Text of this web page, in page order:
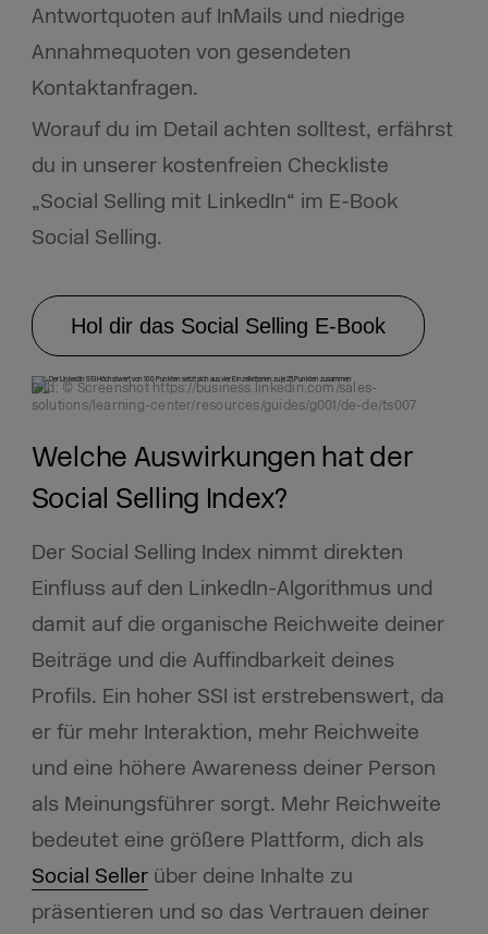
Antwortquoten auf InMails und niedrige
Annahmequoten von gesendeten
Kontaktanfragen.
Worauf du im Detail achten solltest, erfährst
du in unserer kostenfreien Checkliste
„Social Selling mit LinkedIn“ im E-Book
Social Selling.
Hol dir das Social Selling E-Book
Bild: © Screenshot https://business.linkedin.com/sales-
solutions/learning-center/resources/guides/g001/de-de/ts007
Welche Auswirkungen hat der
Social Selling Index?
Der Social Selling Index nimmt direkten
Einfluss auf den LinkedIn-Algorithmus und
damit auf die organische Reichweite deiner
Beiträge und die Auffindbarkeit deines
Profils. Ein hoher SSI ist erstrebenswert, da
er für mehr Interaktion, mehr Reichweite
und eine höhere Awareness deiner Person
als Meinungsführer sorgt. Mehr Reichweite
bedeutet eine größere Plattform, dich als
Social Sellerüber deine Inhalte zu
präsentieren und so das Vertrauen deiner